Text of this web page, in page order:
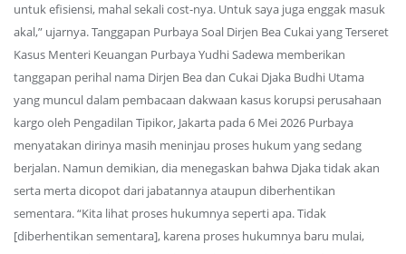
untuk efisiensi, mahal sekali cost-nya. Untuk saya juga enggak masuk
akal,” ujarnya. Tanggapan Purbaya Soal Dirjen Bea Cukai yang Terseret
Kasus Menteri Keuangan Purbaya Yudhi Sadewa memberikan
tanggapan perihal nama Dirjen Bea dan Cukai Djaka Budhi Utama
yang muncul dalam pembacaan dakwaan kasus korupsi perusahaan
kargo oleh Pengadilan Tipikor, Jakarta pada 6 Mei 2026 Purbaya
menyatakan dirinya masih meninjau proses hukum yang sedang
berjalan. Namun demikian, dia menegaskan bahwa Djaka tidak akan
serta merta dicopot dari jabatannya ataupun diberhentikan
sementara. “Kita lihat proses hukumnya seperti apa. Tidak
[diberhentikan sementara], karena proses hukumnya baru mulai,